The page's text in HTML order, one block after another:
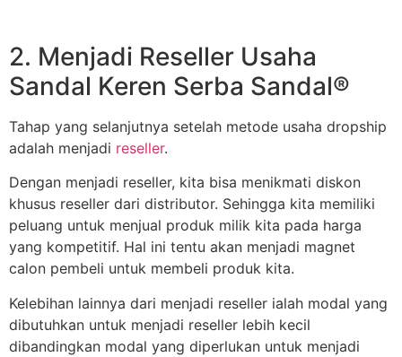
2. Menjadi Reseller Usaha
Sandal Keren Serba Sandal®
Tahap yang selanjutnya setelah metode usaha dropship
adalah menjadi reseller.
Dengan menjadi reseller, kita bisa menikmati diskon
khusus reseller dari distributor. Sehingga kita memiliki
peluang untuk menjual produk milik kita pada harga
yang kompetitif. Hal ini tentu akan menjadi magnet
calon pembeli untuk membeli produk kita.
Kelebihan lainnya dari menjadi reseller ialah modal yang
dibutuhkan untuk menjadi reseller lebih kecil
dibandingkan modal yang diperlukan untuk menjadi